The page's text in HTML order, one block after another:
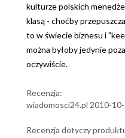
kulturze polskich
klasą - choćby
to w świecie biznesu i
można byłoby jedynie
oczywiście.
Recenzja:
wiadomosci24.pl 2010-
Recenzja dotyczy